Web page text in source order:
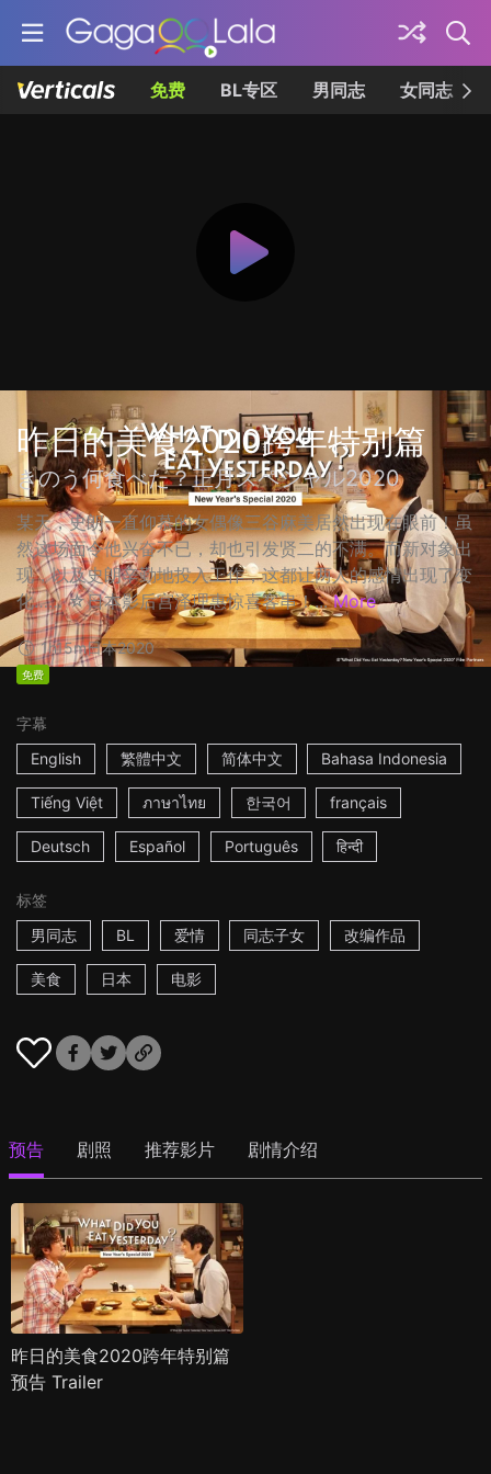
免费 BL专区 男同志 女同志
昨日的美食2020跨年特别篇
きのう何食べた？正月スペシャル2020
某天，史朗一直仰慕的女偶像三谷麻美居然出现在眼前！虽
然这场面令他兴奋不已，却也引发贤二的不满。而新对象出
现，以及史朗辛勤地投入工作，这都让两人的感情出现了变
化…… ☆日本影后宫泽理惠惊喜客串！... More
1h15m日本2020
免费
字幕
English
繁體中文 简体中文 Bahasa Indonesia
Tiếng Việt ภาษาไทย 한국어 français
Deutsch Español Português हिन्दी
标签
男同志
BL 爱情 同志子女 改编作品
美食 日本 电影
预告 剧照 推荐影片 剧情介绍
昨日的美食2020跨年特别篇
预告 Trailer